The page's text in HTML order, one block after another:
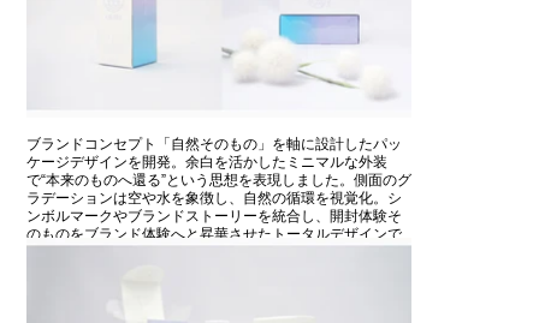
ブランドコンセプト「自然そのもの」を軸に設計したパッ
ケージデザインを開発。余白を活かしたミニマルな外装
で“本来のものへ還る”という思想を表現しました。側面のグ
ラデーションは空や水を象徴し、自然の循環を視覚化。シ
ンボルマークやブランドストーリーを統合し、開封体験そ
のものをブランド体験へと昇華させたトータルデザインで